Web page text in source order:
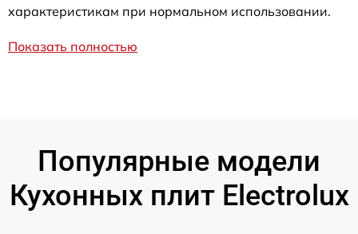
характеристикам при нормальном использовании.
Показать полностью
Популярные модели
Кухонных плит Electrolux